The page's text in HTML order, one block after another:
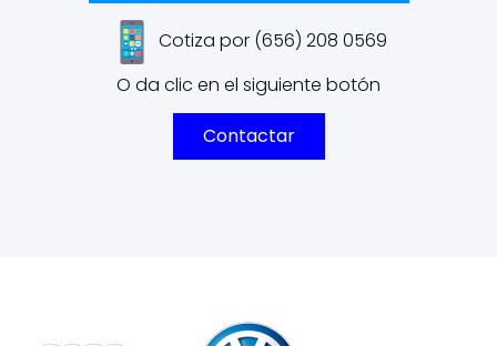
Cotiza por (656) 208 0569
O da clic en el siguiente botón
Contactar